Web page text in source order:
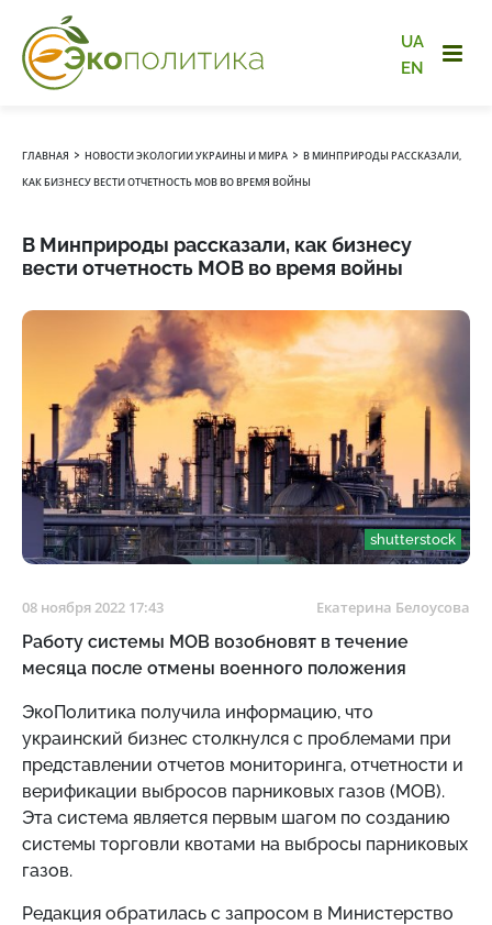
UA
EN
ГЛАВНАЯ › НОВОСТИ ЭКОЛОГИИ УКРАИНЫ И МИРА › В МИНПРИРОДЫ РАССКАЗАЛИ,
КАК БИЗНЕСУ ВЕСТИ ОТЧЕТНОСТЬ МОВ ВО ВРЕМЯ ВОЙНЫ
В Минприроды рассказали, как бизнесу
вести отчетность МОВ во время войны
shutterstock
08 ноября 2022 17:43 Екатерина Белоусова
Работу системы МОВ возобновят в течение
месяца после отмены военного положения
ЭкоПолитика получила информацию, что
украинский бизнес столкнулся с проблемами при
представлении отчетов мониторинга, отчетности и
верификации выбросов парниковых газов (МОВ).
Эта система является первым шагом по созданию
системы торговли квотами на выбросы парниковых
газов.
Редакция обратилась с запросом в Министерство